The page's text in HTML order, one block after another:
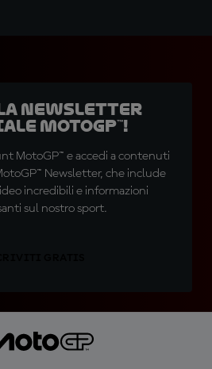
newsletter
MotoGP™!
MotoGP™ e accedi a contenuti
Newsletter, che include
incredibili e informazioni
sul nostro sport.